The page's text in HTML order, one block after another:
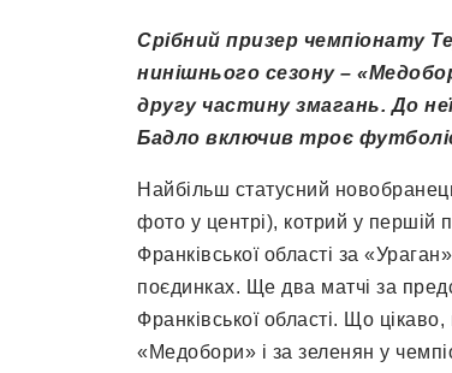
Срібний призер чемпіонату
нинішнього сезону –
другу частину змагань. До
Бадло включив троє
Найбільш статусний
фото у центрі), котрий у першій
Франківської області за
поєдинках. Ще два матчі за
Франківської області. Що
«Медобори» і за зеленян у